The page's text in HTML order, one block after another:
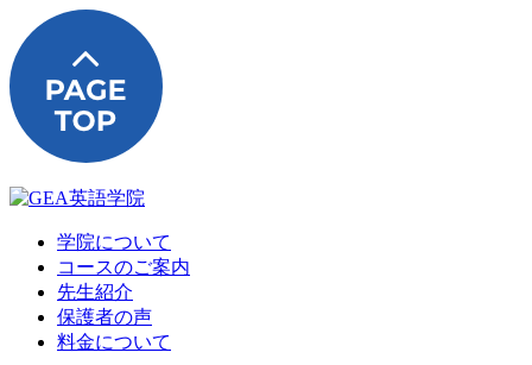
学院について
コースのご案内
先生紹介
保護者の声
料金について